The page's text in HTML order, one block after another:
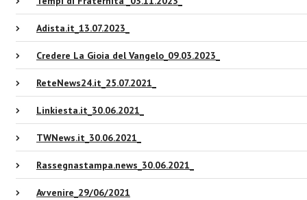
Adista.it_13.07.2023_
Credere La Gioia del Vangelo_09.03.2023_
ReteNews24.it_25.07.2021_
Linkiesta.it_30.06.2021_
TWNews.it_30.06.2021_
Rassegnastampa.news_30.06.2021_
Avvenire_29/06/2021